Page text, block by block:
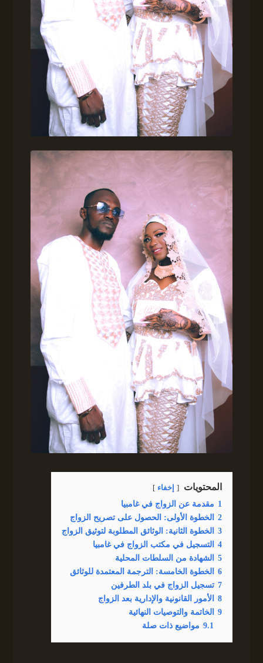
المحتويات إخفاء
1 مقدمة عن الزواج في غامبيا
2 الخطوة الأولى: الحصول على تصريح الزواج
3 الخطوة الثانية: الوثائق المطلوبة لتوثيق الزواج
4 التسجيل في مكتب الزواج في غامبيا
5 الشهادة من السلطات المحلية
6 الخطوة الخامسة: الترجمة المعتمدة للوثائق
7 تسجيل الزواج في بلد الطرفين
8 الأمور القانونية والإدارية بعد الزواج
9 الخاتمة والتوصيات النهائية
9.1 مواضيع ذات صلة